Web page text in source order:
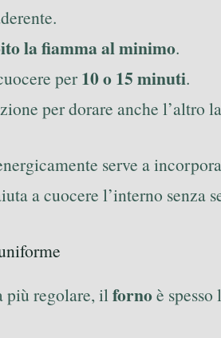
la fiamma al minimo.
per 10 o 15 minuti.
per dorare anche l’altro
serve a
a cuocere l’interno senza
più regolare, il fornoè